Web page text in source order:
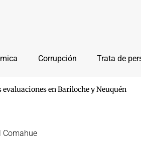
Corrupción Trata de
en Bariloche y Neuquén
Comahue